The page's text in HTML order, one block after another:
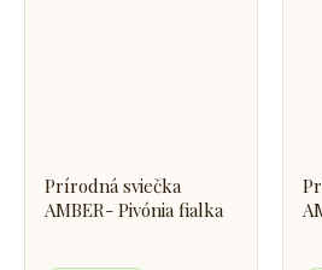
Prírodná sviečka
AMBER- Pivónia fialka